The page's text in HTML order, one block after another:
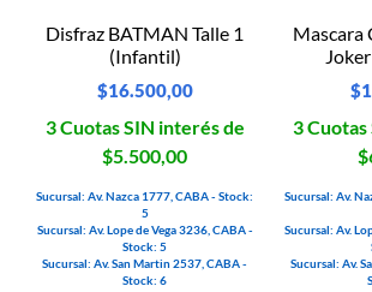
Disfraz BATMAN Talle 1
(Infantil)
$16.500,00
3 Cuotas SIN interés de
$5.500,00
Sucursal: Av. Nazca 1777, CABA - Stock:
5
Sucursal: Av. Lope de Vega 3236, CABA -
Stock: 5
Sucursal: Av. San Martin 2537, CABA -
Stock: 6
Mascara
$
3
Sucursal: Av.
Sucursal: Av.
Sucursal: Av.